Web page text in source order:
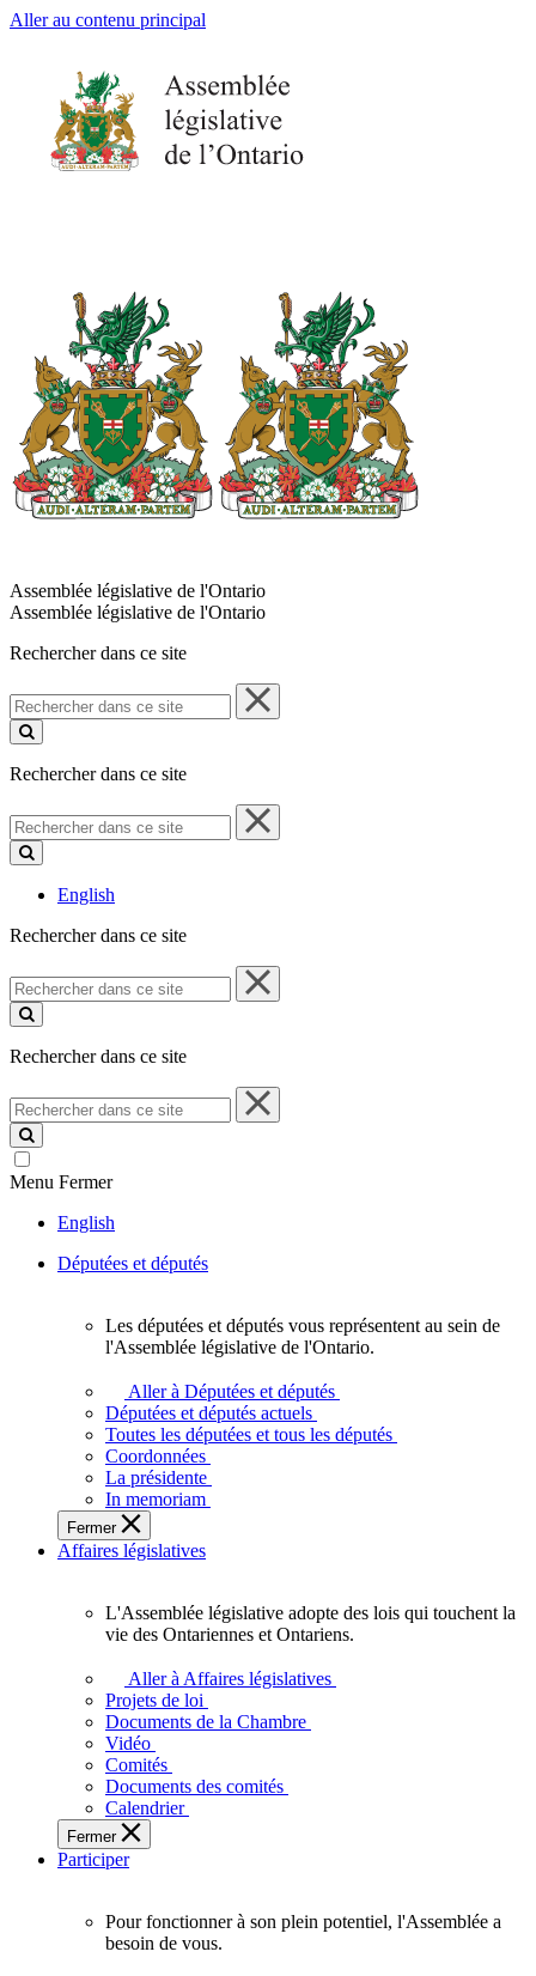
Aller au contenu principal
Assemblée législative de l'Ontario
Assemblée législative de l'Ontario
Rechercher dans ce site
Rechercher
dans
ce
Rechercher dans ce site
Rechercher
dans
ce
English
Rechercher dans ce site
Rechercher
dans
ce
Rechercher dans ce site
Rechercher
dans
ce
site
Menu Fermer
English
Députées et députés
députés
vous
représentent
sein
de
l'Assemblée
législative
l'Ontario.
Les députées et députés vous représentent au sein de
l'Assemblée législative de l'Ontario.
Aller à Députées et députés
Députées et députés actuels
Toutes les députées et tous les députés
Coordonnées
La présidente
In memoriam
Fermer
Affaires législatives
L'Assemblée
adopte
touchent
des
Ontariennes
et
L'Assemblée législative adopte des lois qui touchent la
vie des Ontariennes et Ontariens.
Aller à Affaires législatives
Projets de loi
Documents de la Chambre
Vidéo
Comités
Documents des comités
Calendrier
Fermer
Participer
Pour fonctionner à son plein potentiel, l'Assemblée a
besoin de vous.